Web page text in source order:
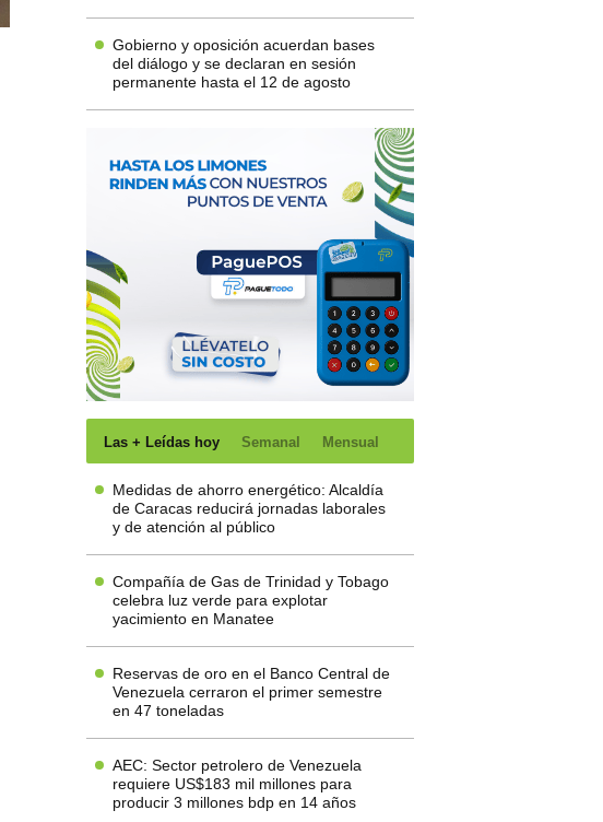
Gobierno y oposición acuerdan bases
del diálogo y se declaran en sesión
permanente hasta el 12 de agosto
Las + Leídas hoy Semanal Mensual
Medidas de ahorro energético: Alcaldía
de Caracas reducirá jornadas laborales
y de atención al público
Compañía de Gas de Trinidad y Tobago
celebra luz verde para explotar
yacimiento en Manatee
Reservas de oro en el Banco Central de
Venezuela cerraron el primer semestre
en 47 toneladas
AEC: Sector petrolero de Venezuela
requiere US$183 mil millones para
producir 3 millones bdp en 14 años